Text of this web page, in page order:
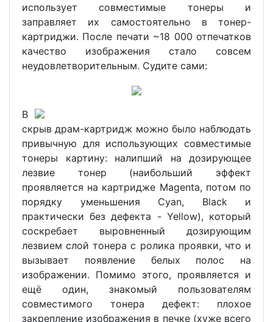
использует совместимые тонеры и
заправляет их самостоятельно в тонер-
картриджи. После печати ~18 000 отпечатков
качество изображения стало совсем
неудовлетворительным. Судите сами:
В
скрыв драм-картридж можно было наблюдать
привычную для использующих совместимые
тонеры картину: налипший на дозирующее
лезвие тонер (наибольший эффект
проявляется на картридже Magenta, потом по
порядку уменьшения Cyan, Black и
практически без дефекта - Yellow), который
соскребает выровненный дозирующим
лезвием слой тонера с ролика проявки, что и
вызывает появление белых полос на
изображении. Помимо этого, проявляется и
ещё один, знакомый пользователям
совместимого тонера дефект: плохое
закрепление изображения в печке (хуже всего